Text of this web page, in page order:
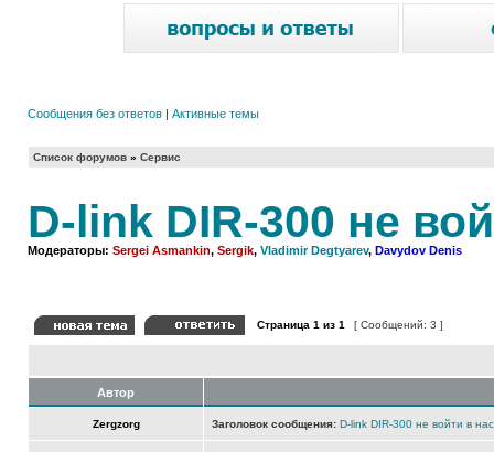
Сообщения без ответов | Активные темы
Список форумов » Сервис
D-link DIR-300 не
Модераторы: Sergei Asmankin, Sergik, Vladimir Degtyarev, Davydov Denis
Страница 1 из 1 [ Сообщений: 3 ]
Автор
Zergzorg Заголовок сообщения: D-link DIR-300 не войти в